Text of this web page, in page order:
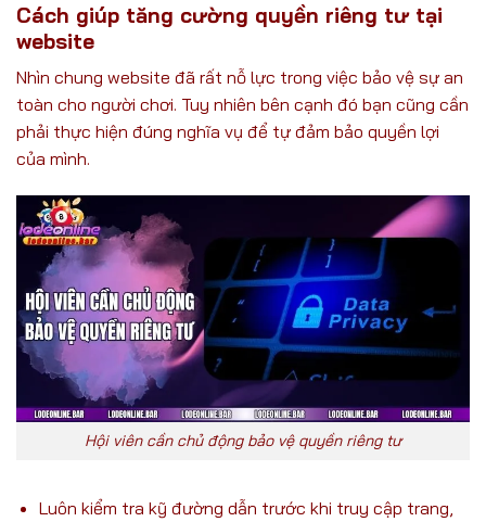
Cách giúp tăng cường quyền riêng tư tại
website
Nhìn chung website đã rất nỗ lực trong việc bảo vệ sự an
toàn cho người chơi. Tuy nhiên bên cạnh đó bạn cũng cần
phải thực hiện đúng nghĩa vụ để tự đảm bảo quyền lợi
của mình.
Hội viên cần chủ động bảo vệ quyền riêng tư
Luôn kiểm tra kỹ đường dẫn trước khi truy cập trang,